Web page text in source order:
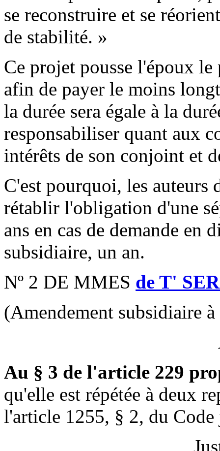
se reconstruire et se
de stabilité. »
Ce projet pousse l'époux
afin de payer le moins
la durée sera égale à la
responsabiliser quant aux
intérêts de son conjoint et
C'est pourquoi, les auteurs
rétablir l'obligation d'une
ans en cas de demande en
subsidiaire, un an.
Nº 2 DE MMES de T'
(Amendement subsidiaire
Au § 3 de l'article 229
qu'elle est répétée à deux
l'article 1255, § 2, du